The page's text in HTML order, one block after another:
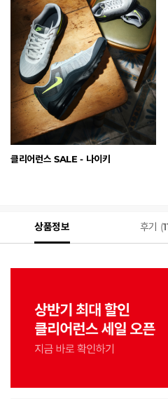
클리어런스 SALE - 나이키
상품정보 후기 (